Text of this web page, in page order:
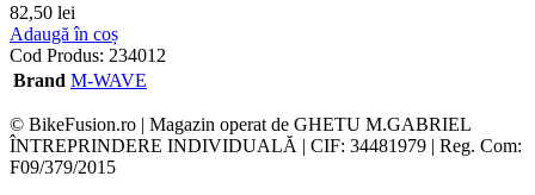
82,50 lei
Adaugă în coș
Cod Produs: 234012
Brand M-WAVE
© BikeFusion.ro | Magazin operat de GHETU M.GABRIEL
ÎNTREPRINDERE INDIVIDUALĂ | CIF: 34481979 | Reg. Com:
F09/379/2015